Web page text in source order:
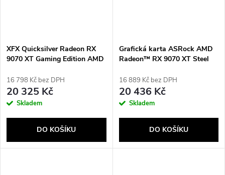
XFX Quicksilver Radeon RX
9070 XT Gaming Edition AMD
16 798 Kč bez DPH
20 325 Kč
Skladem
DO KOŠÍKU
Grafická karta ASRock AMD
Radeon™ RX 9070 XT Steel
16 889 Kč bez DPH
20 436 Kč
Skladem
DO KOŠÍKU